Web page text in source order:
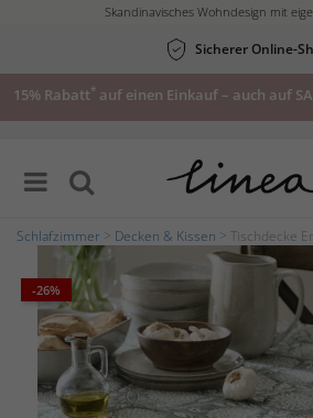
Skandinavisches Wohndesign mit
Sicherer Online-
15% Rabatt* auf einen Einkauf – auch auf
Schlafzimmer Decken & Kissen > Tischdecke
-26%